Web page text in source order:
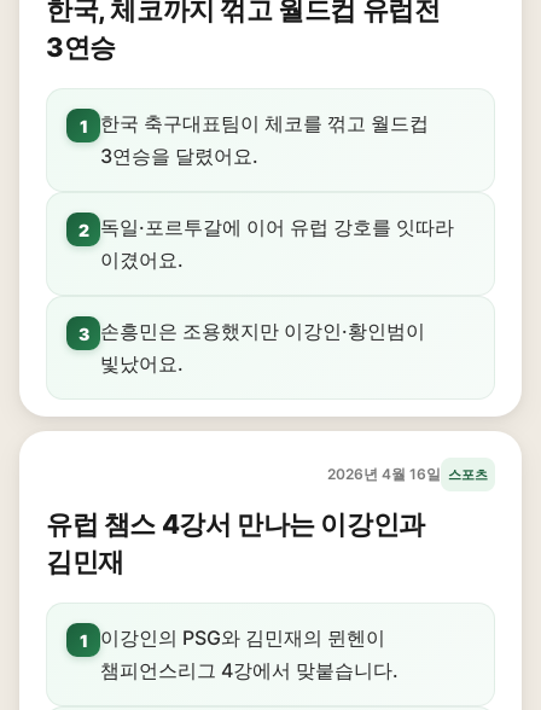
한국, 체코까지 꺾고 월드컵 유럽전
3연승
1
한국 축구대표팀이 체코를 꺾고 월드컵
3연승을 달렸어요.
2
독일·포르투갈에 이어 유럽 강호를 잇따라
이겼어요.
3
손흥민은 조용했지만 이강인·황인범이
빛났어요.
2026년 4월 16일 스포츠
유럽 챔스 4강서 만나는 이강인과
김민재
1
이강인의 PSG와 김민재의 뮌헨이
챔피언스리그 4강에서 맞붙습니다.